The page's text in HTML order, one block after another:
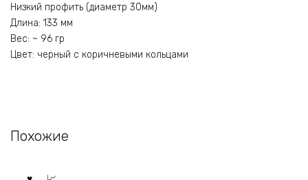
Низкий профить (диаметр 30мм)
Длина: 133 мм
Вес: ~ 96 гр
Цвет: черный с коричневыми кольцами
Похожие